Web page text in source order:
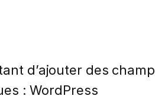
d’ajouter des
: WordPress